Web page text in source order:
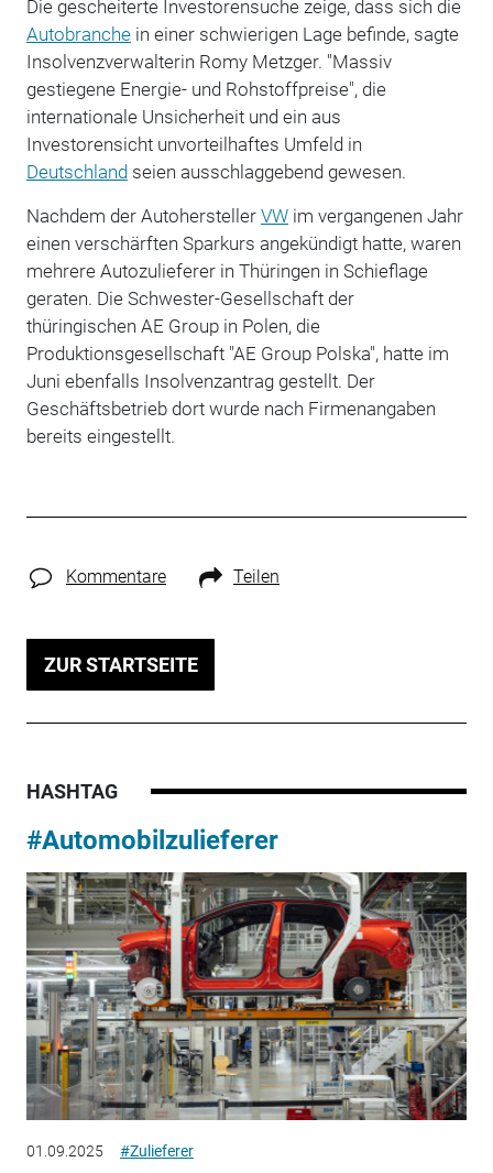
Die gescheiterte Investorensuche zeige, dass sich die
Autobranchein einer schwierigen Lage befinde, sagte
Insolvenzverwalterin Romy Metzger. "Massiv
gestiegene Energie- und Rohstoffpreise", die
internationale Unsicherheit und ein aus
Investorensicht unvorteilhaftes Umfeld in
Deutschlandseien ausschlaggebend gewesen.
Nachdem der Autohersteller VWim vergangenen Jahr
einen verschärften Sparkurs angekündigt hatte, waren
mehrere Autozulieferer in Thüringen in Schieflage
geraten. Die Schwester-Gesellschaft der
thüringischen AE Group in Polen, die
Produktionsgesellschaft "AE Group Polska", hatte im
Juni ebenfalls Insolvenzantrag gestellt. Der
Geschäftsbetrieb dort wurde nach Firmenangaben
bereits eingestellt.
Kommentare Teilen
ZUR STARTSEITE
HASHTAG
#Automobilzulieferer
01.09.2025 #Zulieferer